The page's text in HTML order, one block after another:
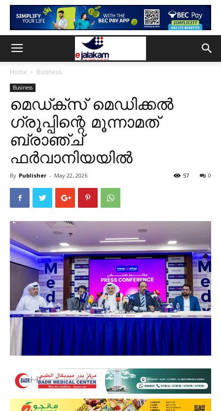
Home Business
Business
മെഡ്ക്സ് മെഡിക്കൽ
ഗ്രൂപ്പിന്റെ മൂന്നാമത്
ബ്രാഞ്ച്
ഫർവാനിയയിൽ
By Publisher - May 22, 2026 0
57